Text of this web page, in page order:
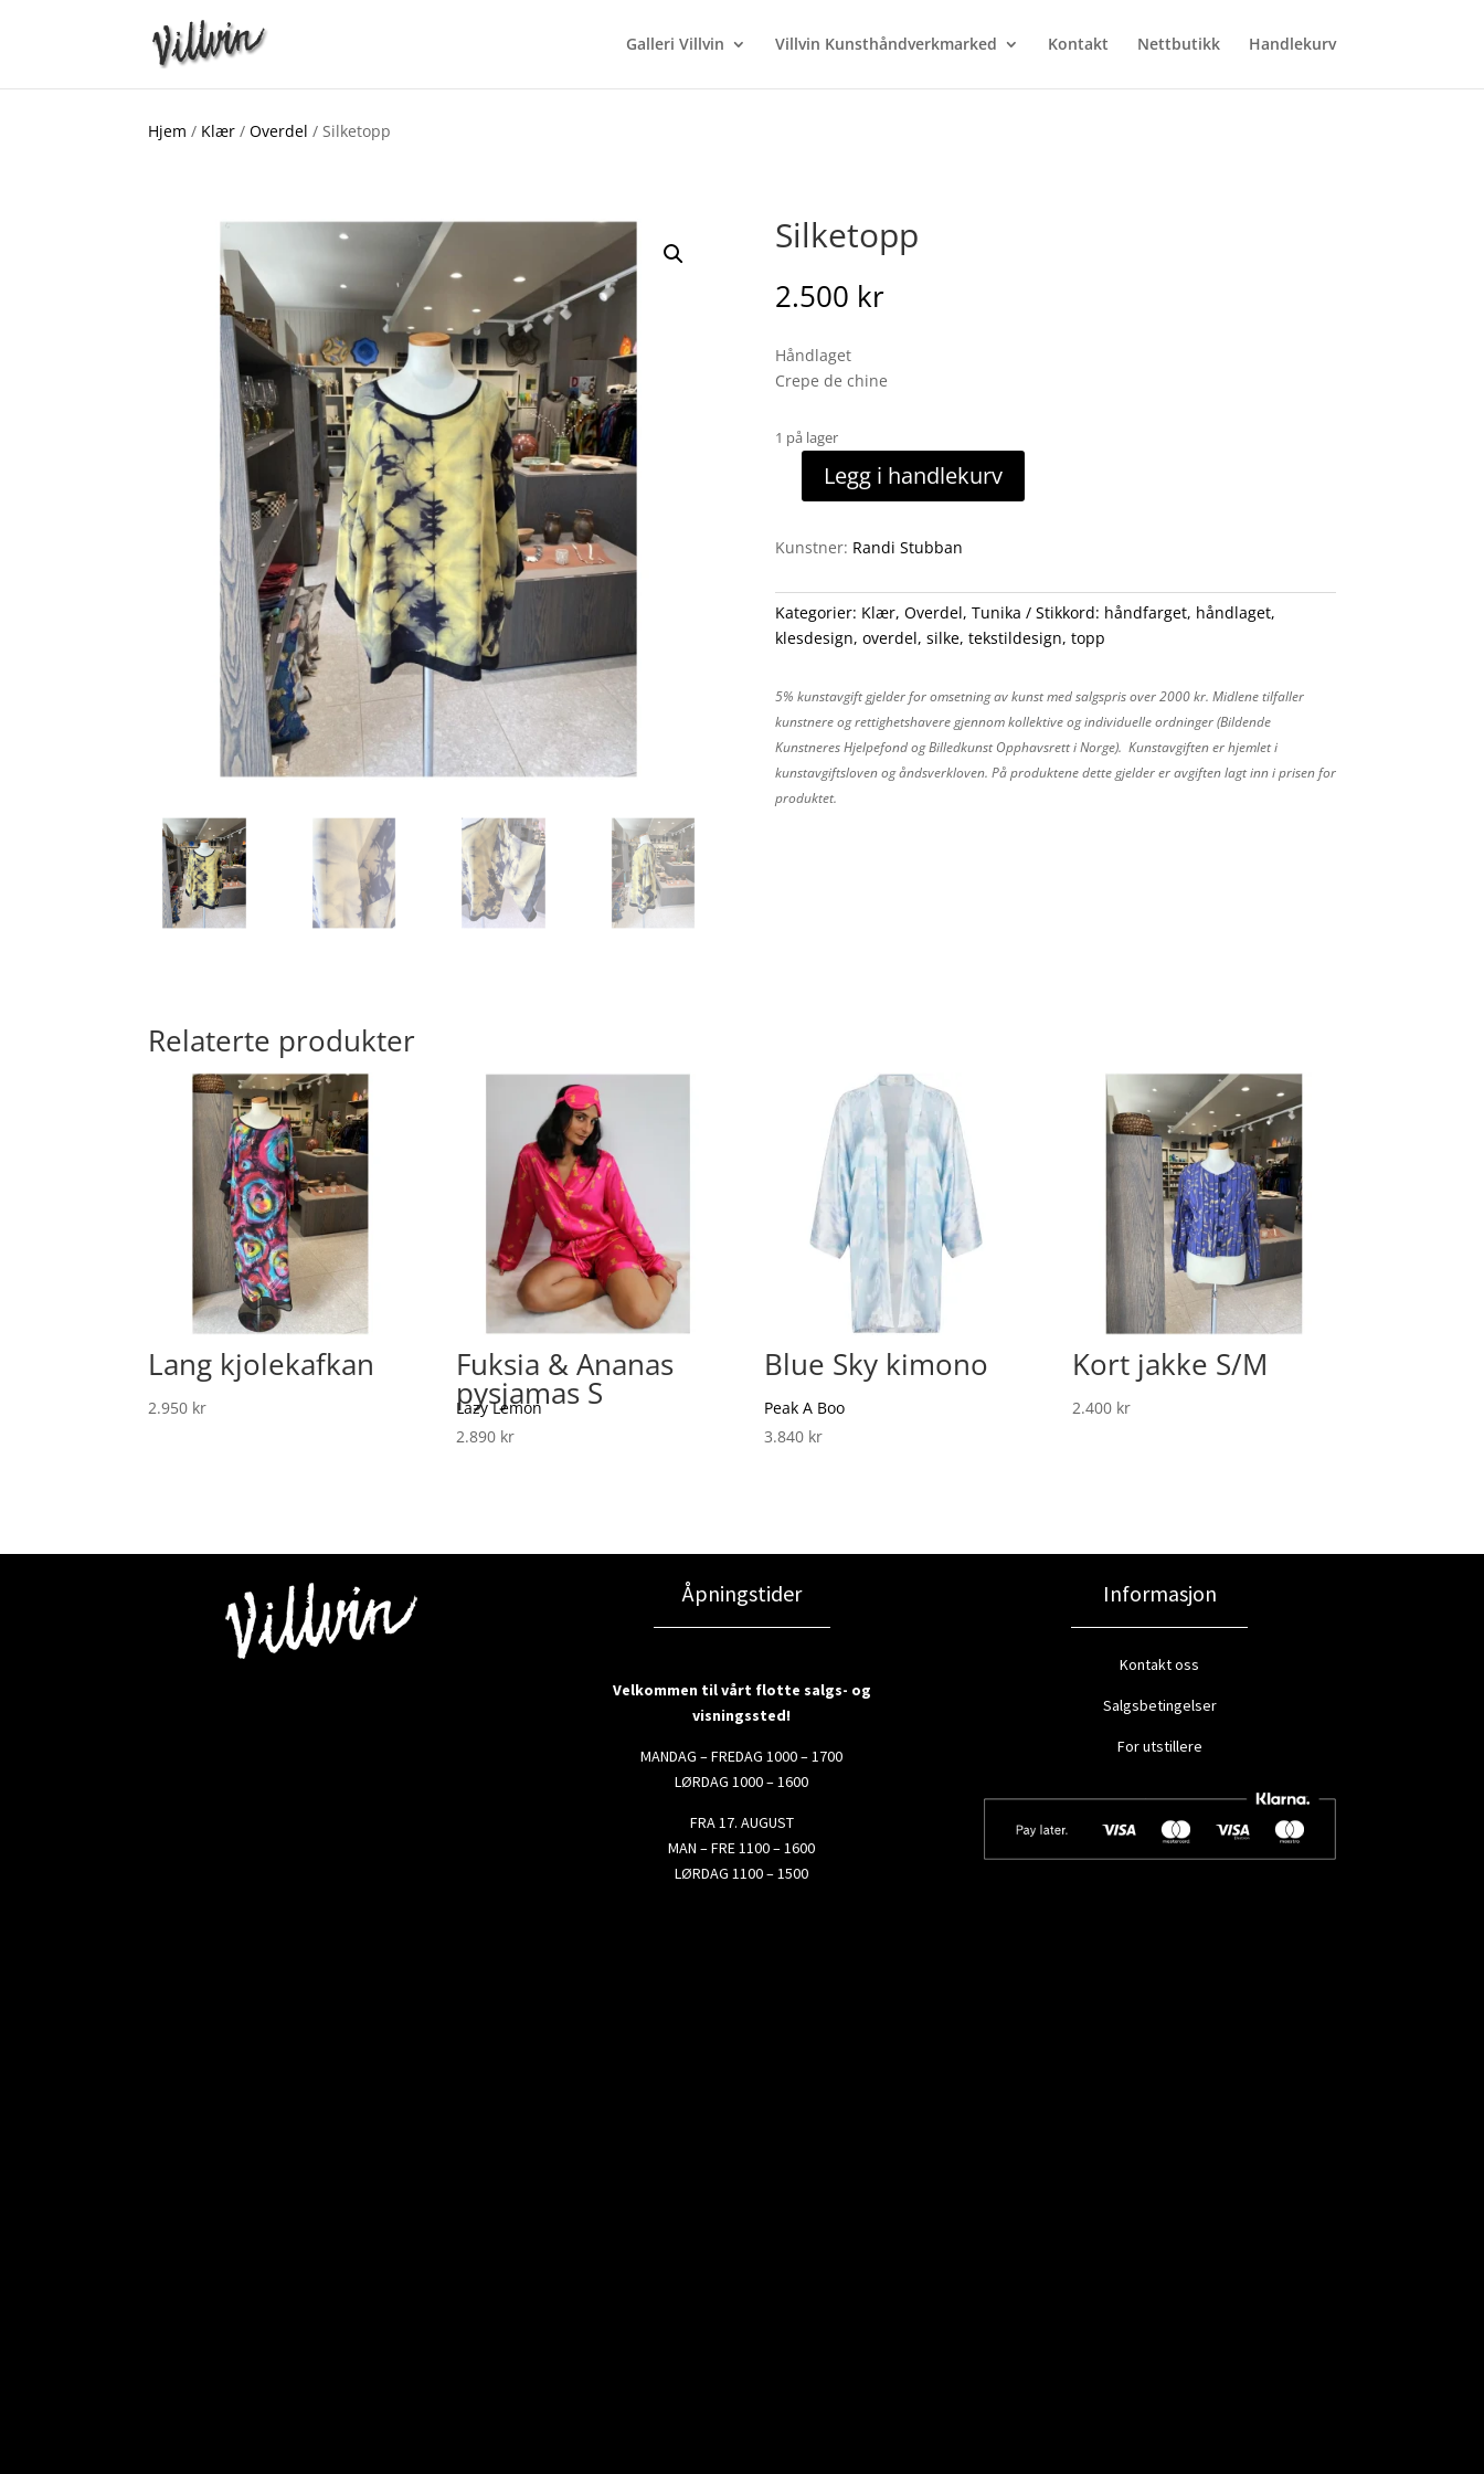
Galleri Villvin Villvin Kunsthåndverkmarked Kontakt Nettbutikk Handlekurv
Hjem / Klær /Overdel / Silketopp
Silketopp
2.500 kr
Håndlaget
Crepe de chine
1 på lager
SilketoppLegg i handlekurv
Kunstner: Randi Stubban
Kategorier: Klær, Overdel, Tunika Stikkord: håndfarget, håndlaget,
klesdesign, overdel, silke, tekstildesign, topp
5% kunstavgift gjelder for omsetning av kunst med salgspris over 2000 kr. Midlene tilfaller
kunstnere og rettighetshavere gjennom kollektive og individuelle ordninger (Bildende
Kunstneres Hjelpefond og Billedkunst Opphavsrett i Norge). Kunstavgiften er hjemlet i
kunstavgiftsloven og åndsverkloven. På produktene dette gjelder er avgiften lagt inn i prisen for
produktet.
Relaterte produkter
Lang kjolekafkan
2.950 kr
Fuksia & Ananas
pysjamas S
Lazy Lemon
2.890 kr
Blue Sky kimono
Peak A Boo
3.840 kr
Kort jakke S/M
2.400 kr
Åpningstider
Velkommen til vårt flotte salgs- og
visningssted!
MANDAG – FREDAG 1000 – 1700
LØRDAG 1000 – 1600
FRA 17. AUGUST
MAN – FRE 1100 – 1600
LØRDAG 1100 – 1500
Informasjon
Kontakt oss
Salgsbetingelser
For utstillere